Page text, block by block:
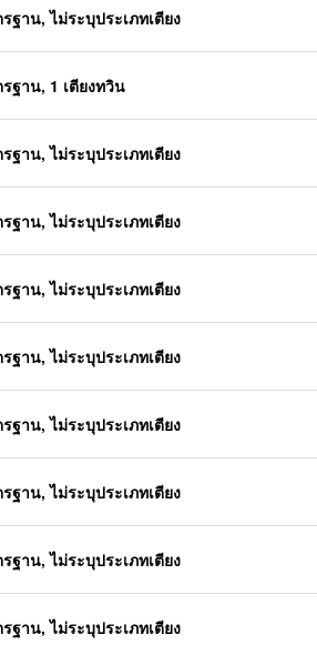
ฐาน, ไม่ระบุประเภทเตียง
ฐาน, 1 เตียงทวิน
ฐาน, ไม่ระบุประเภทเตียง
ฐาน, ไม่ระบุประเภทเตียง
ฐาน, ไม่ระบุประเภทเตียง
ฐาน, ไม่ระบุประเภทเตียง
ฐาน, ไม่ระบุประเภทเตียง
ฐาน, ไม่ระบุประเภทเตียง
ฐาน, ไม่ระบุประเภทเตียง
ฐาน, ไม่ระบุประเภทเตียง